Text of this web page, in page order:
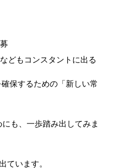
どもコンスタントに出る
保するための「新しい常
も、一歩踏み出してみま
ています。